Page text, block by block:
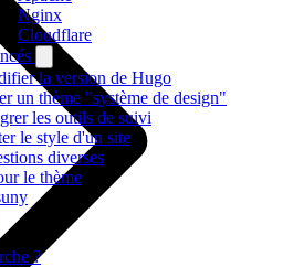
Nginx
Cloudflare
la version de Hugo
un thème "système de design"
les outils de suivi
le style d'un site
diverses
le thème
?